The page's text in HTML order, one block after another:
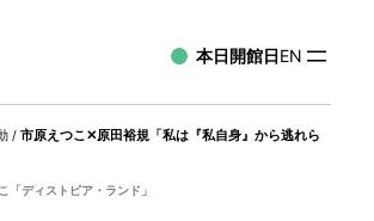
本日開館日EN
/ 市原えつこ✕原田裕規「私は『私自身』から逃れら
「ディストピア・ランド」